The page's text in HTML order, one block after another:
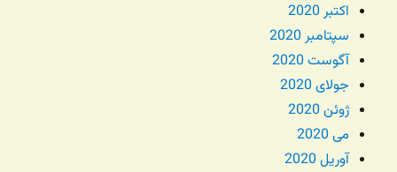
اکتبر 2020
سپتامبر 2020
آگوست 2020
جولای 2020
ژوئن 2020
می 2020
آوریل 2020